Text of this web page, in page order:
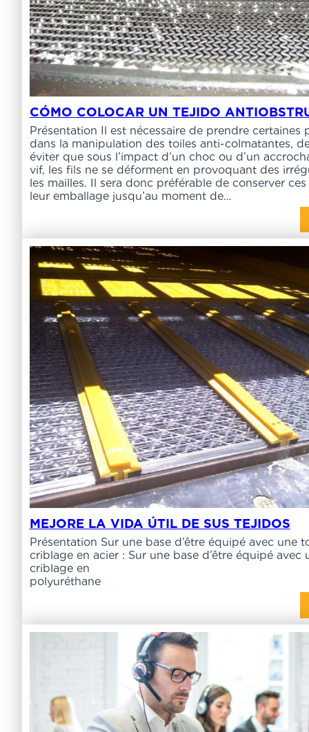
CÓMO COLOCAR UN TEJIDO
Présentation Il est nécessaire de prendre certaines
dans la manipulation des toiles anti-colmatantes,
éviter que sous l’impact d’un choc ou d’un
vif, les fils ne se déforment en provoquant des
les mailles. Il sera donc préférable de conserver
leur emballage jusqu’au moment de…
MEJORE LA VIDA ÚTIL DE SUS TEJIDOS
Présentation Sur une base d’être équipé avec une
criblage en acier : Sur une base d’être équipé avec
criblage en